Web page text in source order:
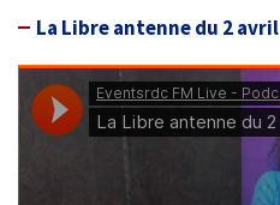
La Libre antenne du 2 avril